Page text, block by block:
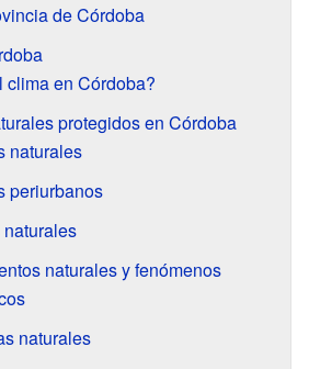
de Córdoba
clima en Córdoba?
protegidos en Córdoba
naturales
periurbanos
naturales y fenómenos
naturales